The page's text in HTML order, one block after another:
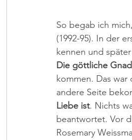
So begab ich
(1992-95). In der
kennen und
Die göttliche
kommen. Das
andere Seite
Liebe ist. Nichts
beantwortet. Vor
Rosemary